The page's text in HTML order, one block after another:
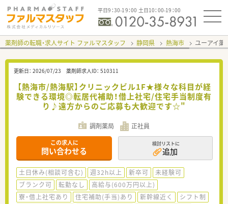
平日9：30-19：00 土日10：00-19：00
薬剤師の転職・求人サイト ファルマスタッフ 静岡県 熱海市 ユーアイ薬
更新日： 2026/07/23 薬剤師求人ID： 510311
【熱海市/熱海駅】クリニックビル1F★様々な科目が経
験できる環境◎転居代補助！借上社宅/住宅手当制度有
り♪遠方からのご応募も大歓迎です☆"
調剤薬局 正社員
この求人に
問い合わせる
検討リストに
追加
土日休み(相談可含む) 週32h以上 新卒可
未経験可
ブランク可
転勤なし
高給与(600万円以上)
寮・借上社宅あり
住宅補助(手当)あり 新幹線近く
シフト制